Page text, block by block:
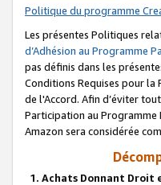
Politique du programme
Les présentes Politiques
d’Adhésion au Programme
pas définis dans les
Conditions Requises pour la
de l'Accord. Afin d’éviter
Participation au Programme
Amazon sera considérée
1. Achats Donnant Droit